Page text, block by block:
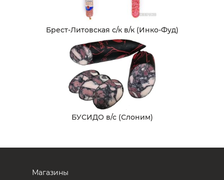
Брест-Литовская с/к в/к (Инко-Фуд)
БУСИДО в/с (Слоним)
Магазины